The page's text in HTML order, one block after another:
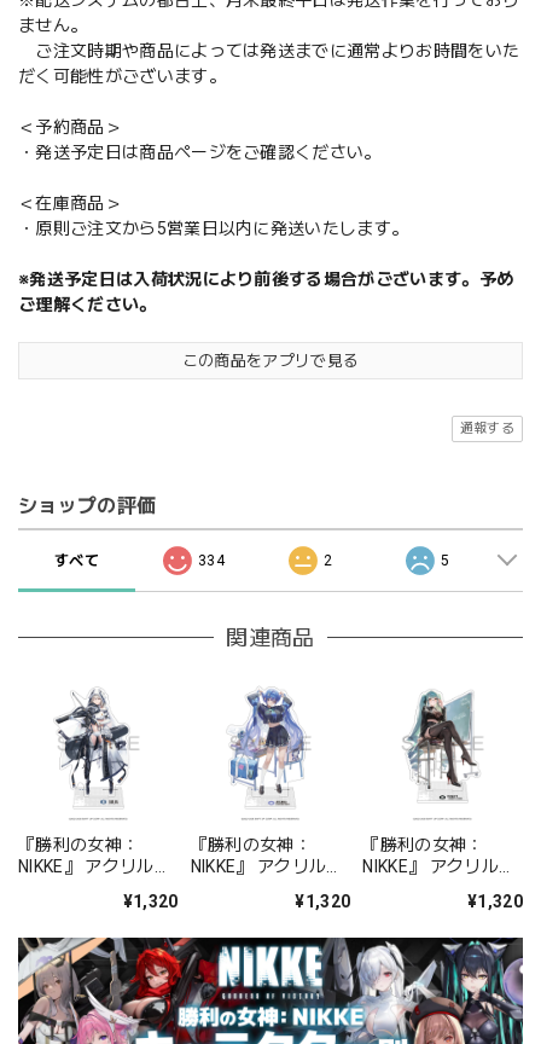
ません。
ご注文時期や商品によっては発送までに通常よりお時間をいた
だく可能性がございます。
＜予約商品＞
・発送予定日は商品ページをご確認ください。
＜在庫商品＞
・原則ご注文から5営業日以内に発送いたします。
※発送予定日は入荷状況により前後する場合がございます。予め
ご理解ください。
この商品をアプリで見る
通報する
ショップの評価
すべて 334 2 5
関連商品
『勝利の女神：
NIKKE』 アクリルス
¥1,320
『勝利の女神：
NIKKE』 アクリルス
ォーチュンメイト
¥1,320
『勝利の女神：
NIKKE』 アクリルス
シャープレッスン
¥1,320